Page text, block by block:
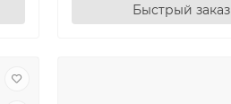
Быстрый заказ